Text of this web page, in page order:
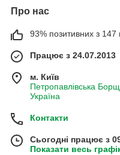
Про нас
93% позитивних з 147
Працює з 24.07.2013
м. Київ
Петропавлівська
Україна
Контакти
Сьогодні працює з
Показати весь